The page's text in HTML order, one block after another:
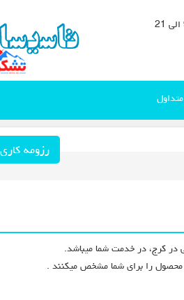
رزومه
محصول را برای شما مشخص میکنند .